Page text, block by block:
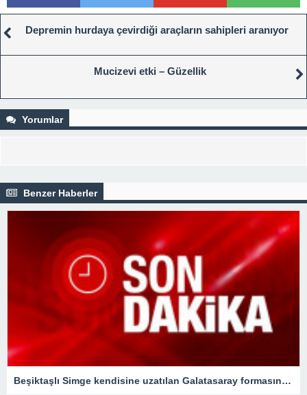
Depremin hurdaya çevirdiği araçların sahipleri aranıyor
Mucizevi etki – Güzellik
Yorumlar
Benzer Haberler
Beşiktaşlı Simge kendisine uzatılan Galatasaray formasını ’kartal’ işareti yaparak geri çevirdi